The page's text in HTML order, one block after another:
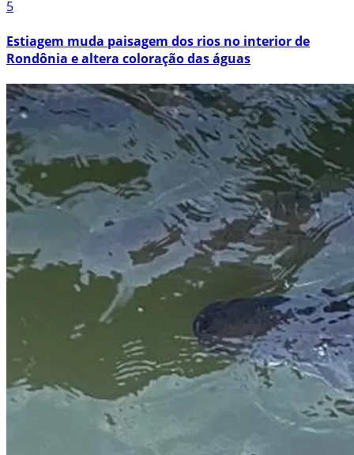
5
Estiagem muda paisagem dos rios no interior de
Rondônia e altera coloração das águas